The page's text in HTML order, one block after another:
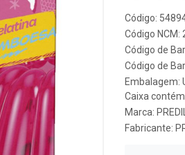
Código:
Código NCM:
Código de
Código de
Embalagem:
Caixa
Marca:
Fabricante: